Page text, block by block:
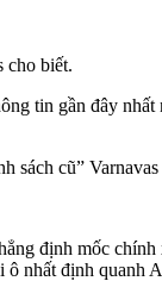
cho biết.
tin gần đây nhất
sách cũ” Varnavas
định mốc
nhất định quanh